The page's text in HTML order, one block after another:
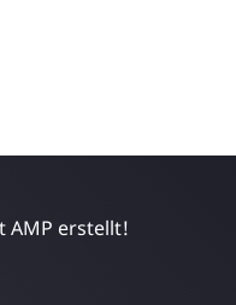
AMP erstellt!